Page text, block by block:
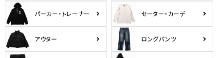
パーカー・トレーナー セーター・カーデ
アウター ロングパンツ